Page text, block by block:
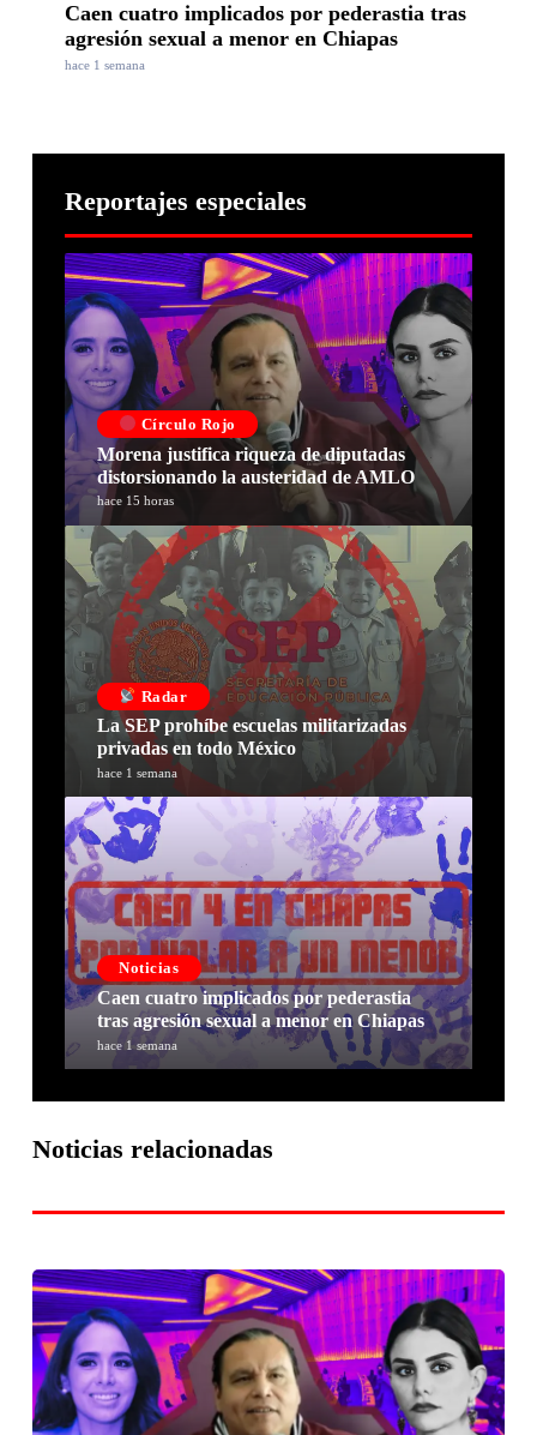
Caen cuatro implicados por pederastia tras
agresión sexual a menor en Chiapas
hace 1 semana
Reportajes especiales
Círculo Rojo
Morena justifica riqueza de diputadas
distorsionando la austeridad de AMLO
hace 15 horas
Radar
La SEP prohíbe escuelas militarizadas
privadas en todo México
hace 1 semana
Noticias
Caen cuatro implicados por pederastia
tras agresión sexual a menor en Chiapas
hace 1 semana
Noticias relacionadas